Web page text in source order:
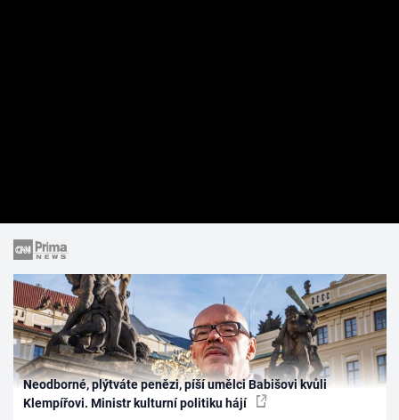
Neodborné, plýtváte penězi, píší umělci Babišovi kvůli
Klempířovi. Ministr kulturní politiku hájí